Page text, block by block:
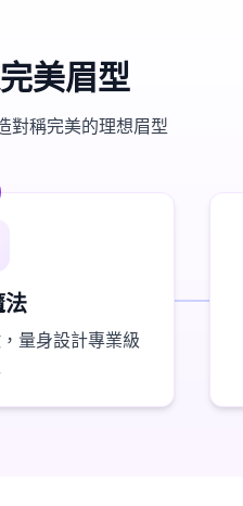
美眉型
對稱完美的理想眉型
法
量身設計專業級